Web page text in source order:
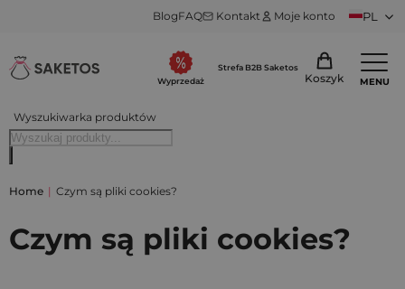
BlogFAQ Kontakt Moje konto PL
Wyszukiwarka produktów
Wyprzedaż
Strefa B2B Saketos
Koszyk MENU
Home | Czym są pliki cookies?
Czym są pliki cookies?